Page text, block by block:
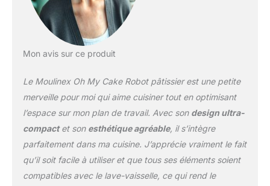
votre cuisine avec une
superficie de base
bouton Pulse pour
toutes vos envies de
pâtisserie Réparabilité 15
ans, Garantie 2 ans 2
FOUETS : parfaits pour
les petites préparations,
ils sont fabriqués en inox
de haute qualité 2
PÉTRINS : parfaits pour
Mon avis sur ce produit
Le Moulinex Oh My Cake Robot pâtissier est une petite
merveille pour moi qui aime cuisiner tout en optimisant
l’espace sur mon plan de travail. Avec son design ultra-
compactet son esthétique agréable, il s’intègre
parfaitement dans ma cuisine. J’apprécie vraiment le fait
qu’il soit facile à utiliser et que tous ses éléments soient
compatibles avec le lave-vaisselle, ce qui rend le